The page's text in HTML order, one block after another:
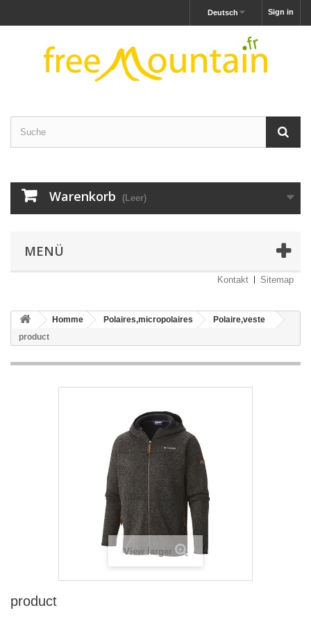
Sign in
Deutsch
Warenkorb (Leer)
MENÜ
Kontakt Sitemap
Homme Polaires,micropolaires
Polaire,veste
product
View larger
product